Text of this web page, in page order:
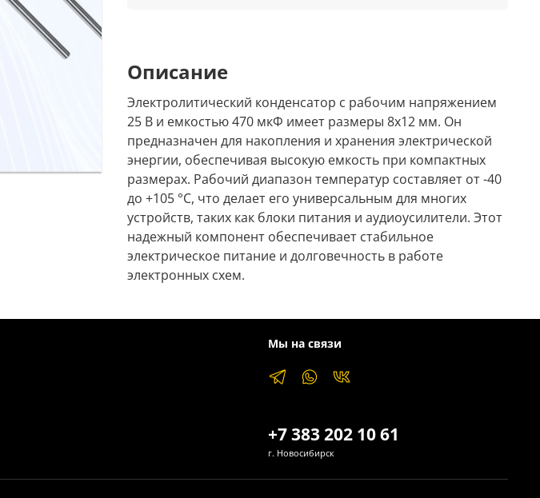
Описание
Электролитический конденсатор с рабочим напряжением
25 В и емкостью 470 мкФ имеет размеры 8x12 мм. Он
предназначен для накопления и хранения электрической
энергии, обеспечивая высокую емкость при компактных
размерах. Рабочий диапазон температур составляет от -40
до +105 °C, что делает его универсальным для многих
устройств, таких как блоки питания и аудиоусилители. Этот
надежный компонент обеспечивает стабильное
электрическое питание и долговечность в работе
электронных схем.
Мы на связи
+7 383 202 10 61
г. Новосибирск